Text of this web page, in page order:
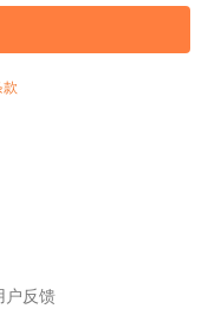
款
户反馈